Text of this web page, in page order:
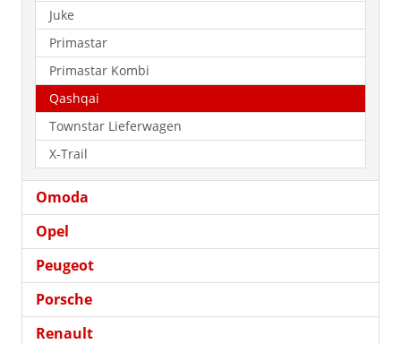
Juke
Primastar
Primastar Kombi
Qashqai
Townstar Lieferwagen
X-Trail
Omoda
Opel
Peugeot
Porsche
Renault